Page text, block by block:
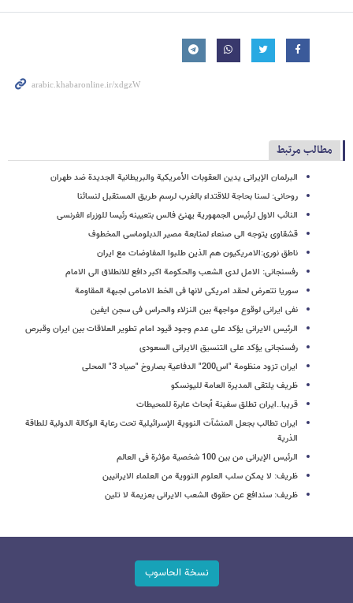
مطالب مرتبط
البرلمان الإیرانی یدین العقوبات الأمریکیة والبریطانیة الجدیدة ضد طهران
روحانی: لسنا بحاجة للاقتداء بالغرب لرسم طریق المستقبل لنسائنا
النائب الاول لرئیس الجمهوریة یهنئ فالس بتعیینه رئیسا للوزراء الفرنسی
قشقاوی یتوجه الی صنعاء لمتابعة مصیر الدبلوماسی المخطوف
ناطق نوری:الامریکیون هم الذین طلبوا المفاوضات مع ایران
رفسنجانی: الامل لدی الشعب والحکومة اکبر دافع للانطلاق الی الامام
سوریا تتعرض لحقد امریکی لانها فی الخط الامامی لجبهة المقاومة
نفی ایرانی لوقوع مواجهة بین النزلاء والحراس فی سجن ایفین
الرئیس الایرانی یؤکد علی عدم وجود قیود امام تطویر العلاقات بین ایران وقبرص
رفسنجانی یؤکد على التنسیق الایرانی السعودی
ایران تزود منظومة "اس200" الدفاعیة بصاروخ "صیاد 3" المحلی
ظریف یلتقی المدیرة العامة للیونسکو
قریبا..ایران تطلق سفینة أبحاث عابرة للمحیطات
ایران تطالب بجعل المنشآت النوویة الإسرائیلیة تحت رعایة الوکالة الدولیة للطاقة
الذریة
الرئیس الإیرانی من بین 100 شخصیة مؤثرة فی العالم
ظریف: لا یمکن سلب العلوم النوویة من العلماء الایرانیین
ظریف: سندافع عن حقوق الشعب الایرانی بعزیمة لا تلین
نسخة الحاسوب